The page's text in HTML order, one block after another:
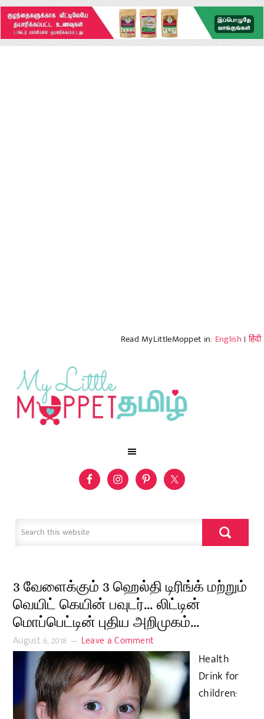
Read MyLittleMoppet in: English |हिंदी
3 வேளைக்கும் 3 ஹெல்தி டிரிங்க் மற்றும்
வெயிட் கெயின் பவுடர்… லிட்டின்
மொப்பெட்டின் புதிய அறிமுகம்…
August 6, 2018 Leave a Comment
Health
Drink for
children: